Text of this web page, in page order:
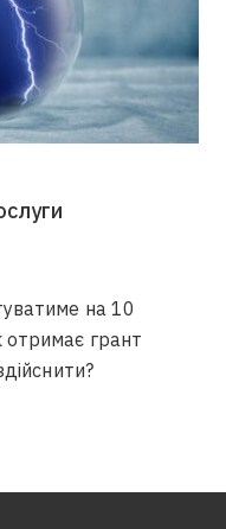
на 10
грант